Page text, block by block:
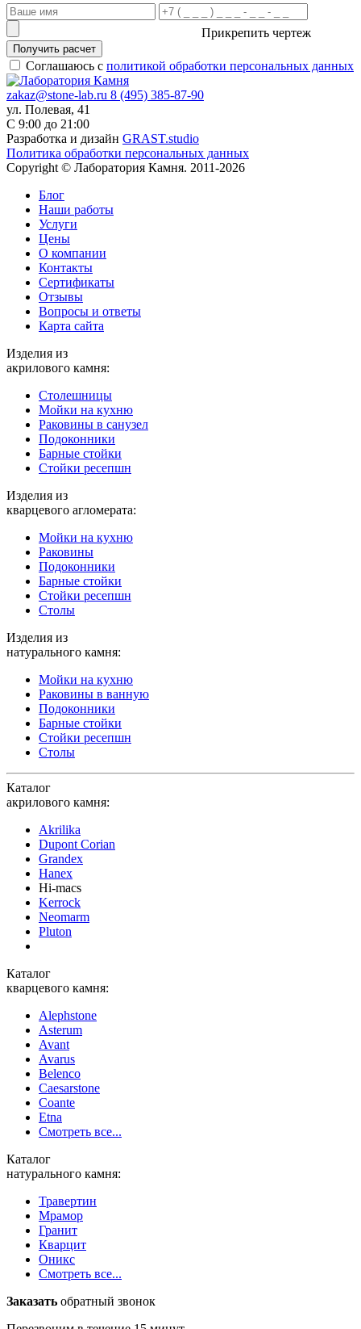
Прикрепить чертеж
Получить расчет
Соглашаюсь с политикой обработки персональных данных
zakaz@stone-lab.ru 8 (495) 385-87-90
ул. Полевая, 41
С 9:00 до 21:00
Разработка и дизайн GRAST.studio
Политика обработки персональных данных
Copyright © Лаборатория Камня. 2011-2026
Блог
Наши работы
Услуги
Цены
О компании
Контакты
Cертификаты
Отзывы
Вопросы и ответы
Карта сайта
Изделия из
акрилового камня:
Столешницы
Мойки на кухню
Раковины в санузел
Подоконники
Барные стойки
Стойки ресепшн
Изделия из
кварцевого агломерата:
Мойки на кухню
Раковины
Подоконники
Барные стойки
Стойки ресепшн
Столы
Изделия из
натурального камня:
Мойки на кухню
Раковины в ванную
Подоконники
Барные стойки
Стойки ресепшн
Столы
Каталог
акрилового камня:
Akrilika
Dupont Corian
Grandex
Hanex
Hi-macs
Kerrock
Neomarm
Pluton
Каталог
кварцевого камня:
Alephstone
Asterum
Avant
Avarus
Belenco
Caesarstone
Coante
Etna
Смотреть все...
Каталог
натурального камня:
Травертин
Мрамор
Гранит
Кварцит
Оникс
Смотреть все...
Заказать обратный звонок